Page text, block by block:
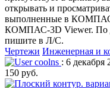
открывать и
выполненные в
КОМПАС-3D Viewer. По
пишите в Л/С.
Чертежи Инженерная и
coolns : 6 декабря
150 руб.